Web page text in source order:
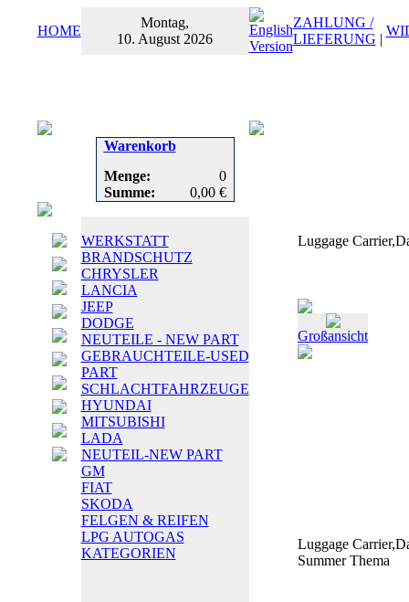
HOME
Montag,
10. August 2026
ZAHLUNG /
LIEFERUNG |
Warenkorb
Menge:
0
Summe:
0,00 €
WERKSTATT
BRANDSCHUTZ
CHRYSLER
LANCIA
JEEP
DODGE
NEUTEILE - NEW PART
GEBRAUCHTEILE-USED
PART
SCHLACHTFAHRZEUGE
HYUNDAI
MITSUBISHI
LADA
NEUTEIL-NEW PART
GM
FIAT
SKODA
FELGEN & REIFEN
LPG AUTOGAS
KATEGORIEN
Luggage
Großansicht
Luggage
Summer Thema